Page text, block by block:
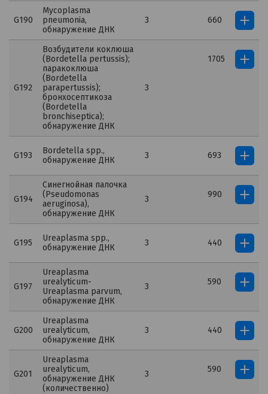
G190
Мусоplasma
pneumonia,
обнаружение ДНК
3 660
G192
Возбудители коклюша
(Bordetella pertussis);
паракоклюша
(Bordetella
parapertussis);
бронхосептикоза
(Bordetella
bronchiseptica);
обнаружение ДНК
3
1705
G193
Bordetella spp.,
обнаружение ДНК
3 693
G194
Синегнойная палочка
(Pseudomonas
aeruginosa),
обнаружение ДНК
3 990
G195
Ureaplasma spp.,
обнаружение ДНК
3 440
G197
Ureaplasma
urealyticum-
Ureaplasma parvum,
обнаружение ДНК
3 590
G200
Ureaplasma
urealyticum,
обнаружение ДНК
3 440
G201
Ureaplasma
urealyticum,
обнаружение ДНК
(количественно)
3 590